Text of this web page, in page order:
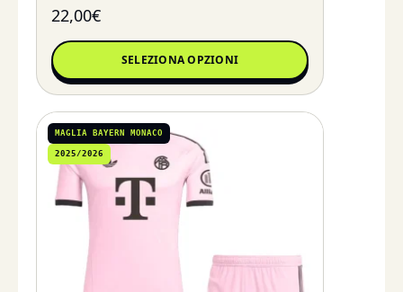
22,00€
SELEZIONA OPZIONI
MAGLIA BAYERN MONACO
2025/2026